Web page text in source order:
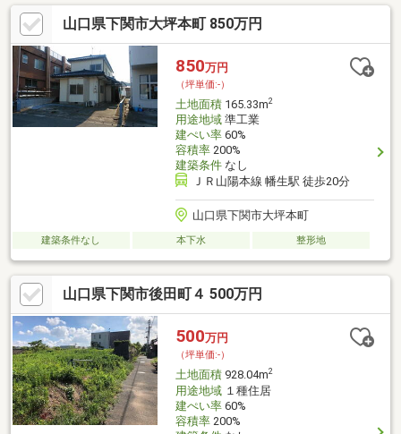
山口県下関市大坪本町 850万円
850万円
（坪単価:-）
土地面積165.33m2
用途地域準工業
建ぺい率60%
容積率200%
建築条件なし
ＪＲ山陽本線 幡生駅 徒歩20分
山口県下関市大坪本町
建築条件なし 本下水 整形地
山口県下関市後田町４ 500万円
500万円
（坪単価:-）
土地面積928.04m2
用途地域１種住居
建ぺい率60%
容積率200%